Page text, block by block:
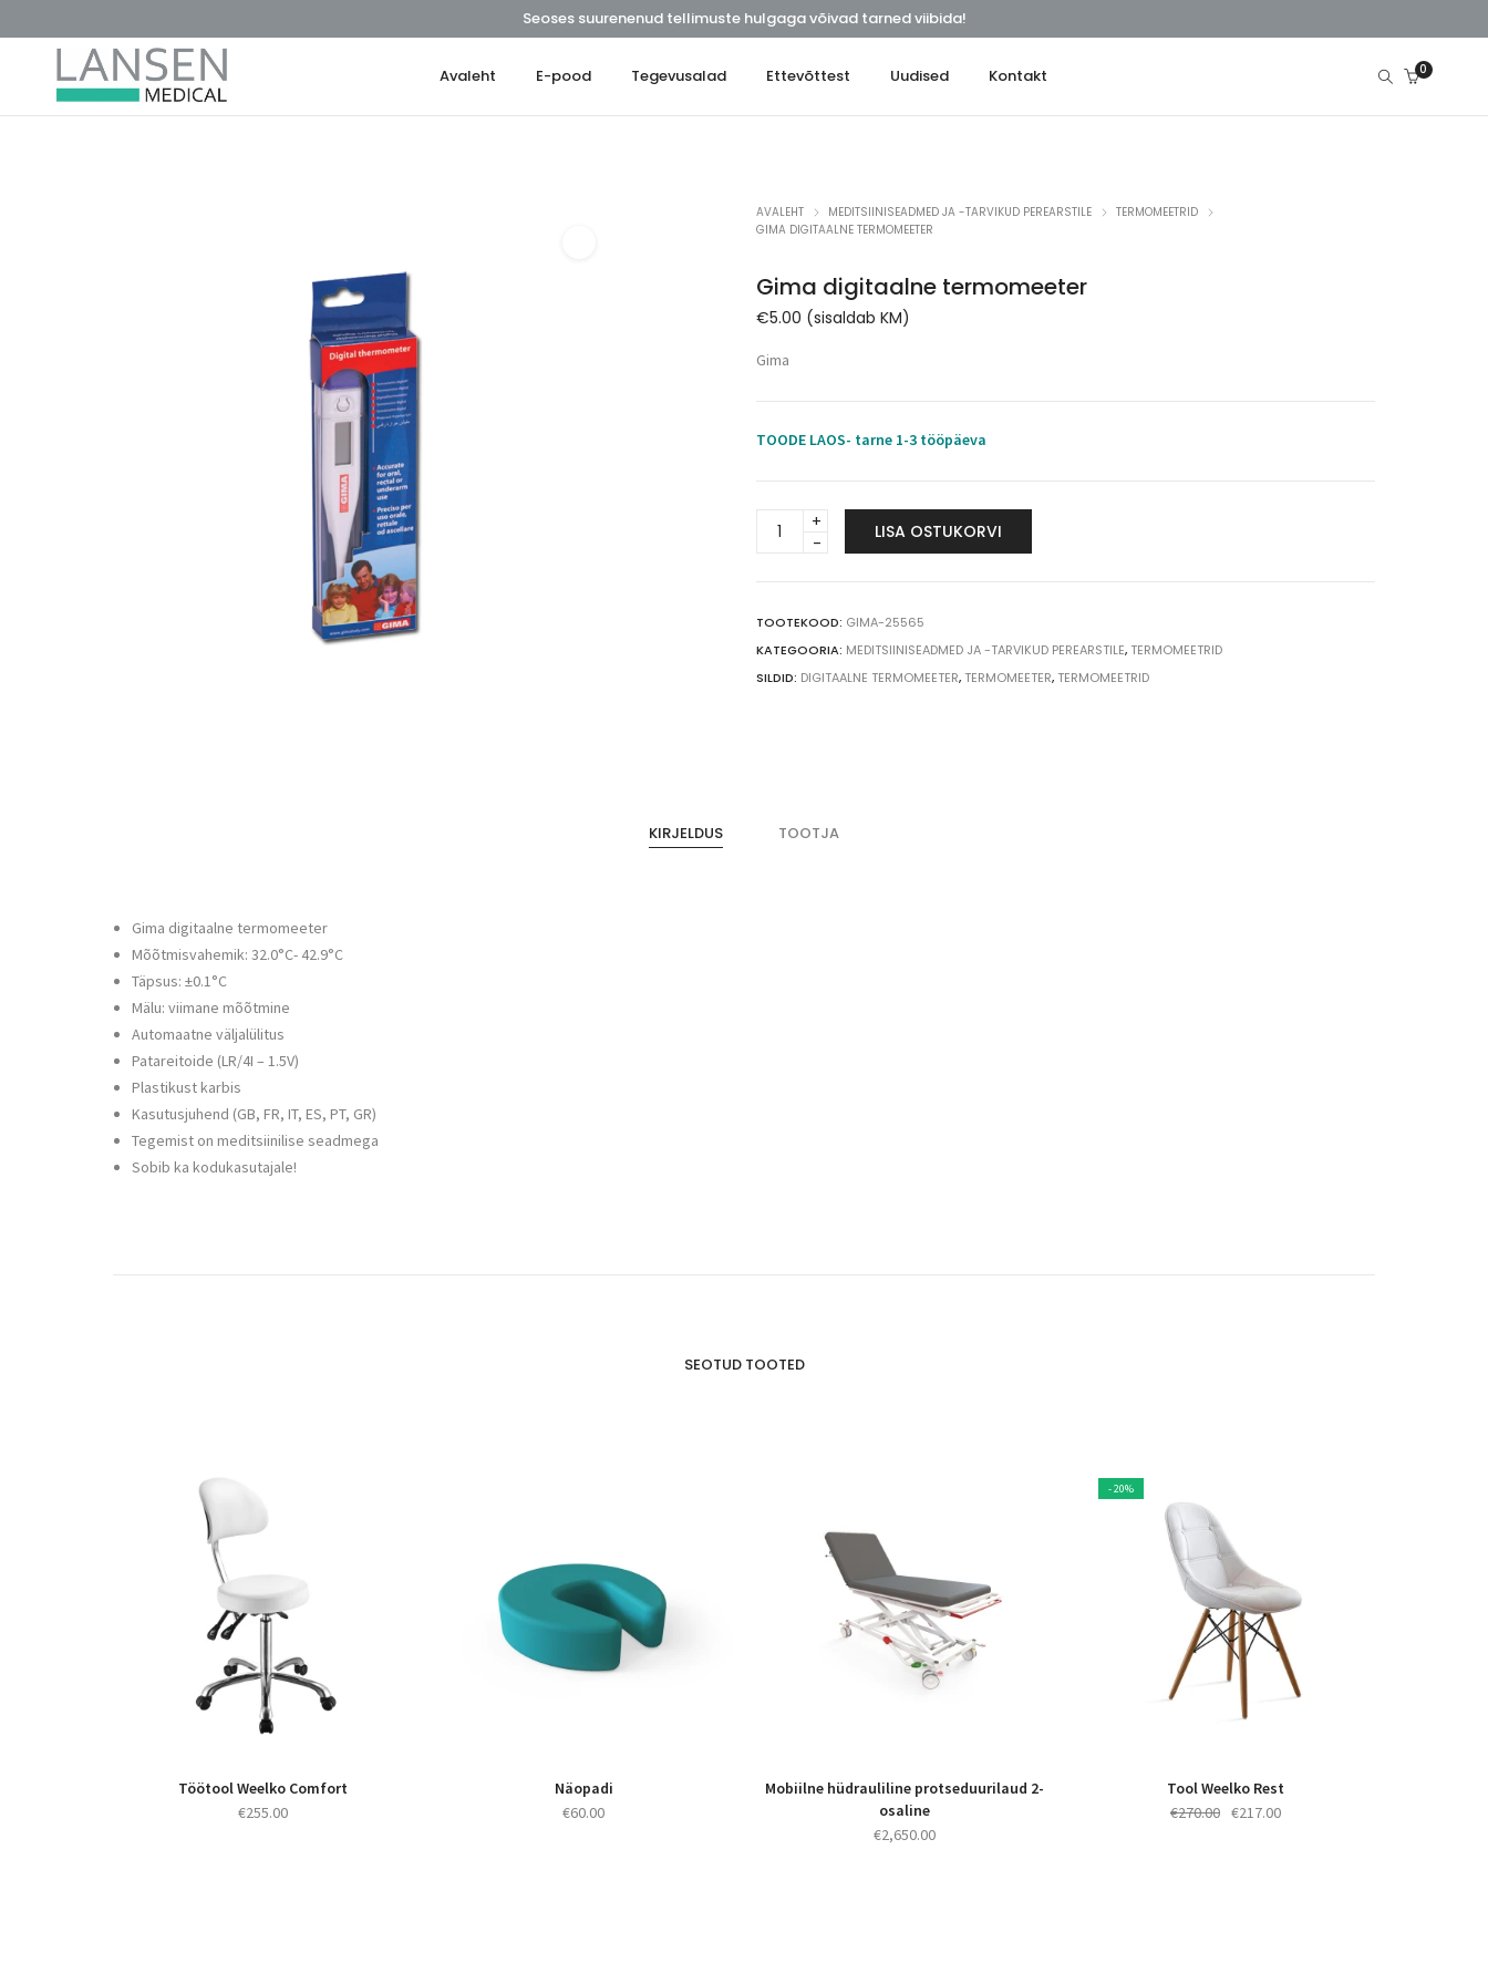
Seoses suurenenud tellimuste hulgaga võivad tarned viibida!
Avaleht E-pood Tegevusalad Ettevõttest Uudised Kontakt 0
AVALEHT MEDITSIINISEADMED JA -TARVIKUD PEREARSTILE
TERMOMEETRID
GIMA DIGITAALNE TERMOMEETER
Gima digitaalne termomeeter
€5.00 (sisaldab KM)
Gima
TOODE LAOS- tarne 1-3 tööpäeva
Gima
digitaalne
LISA OSTUKORVI
TOOTEKOOD: GIMA-25565
KATEGOORIA: MEDITSIINISEADMED JA -TARVIKUD PEREARSTILE, TERMOMEETRID
SILDID: DIGITAALNE TERMOMEETER, TERMOMEETER, TERMOMEETRID
KIRJELDUS TOOTJA
Gima digitaalne termomeeter
Mõõtmisvahemik: 32.0°C- 42.9°C
Täpsus: ±0.1°C
Mälu: viimane mõõtmine
Automaatne väljalülitus
Patareitoide (LR/4I – 1.5V)
Plastikust karbis
Kasutusjuhend (GB, FR, IT, ES, PT, GR)
Tegemist on meditsiinilise seadmega
Sobib ka kodukasutajale!
SEOTUD TOOTED
Töötool Weelko Comfort
€255.00
Näopadi
€60.00
Mobiilne hüdrauliline protseduurilaud 2-
osaline
€2,650.00
- 20%
Tool Weelko Rest
€270.00 Algne
€217.00Praegune